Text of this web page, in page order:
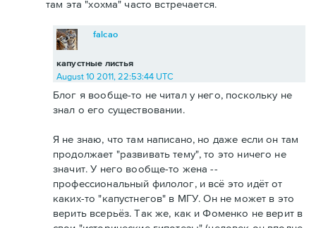
там эта "хохма" часто встречается.
капустные листья
falcao
August 10 2011, 22:53:44 UTC
Блог я вообще-то не читал у него, поскольку не
знал о его существовании.
Я не знаю, что там написано, но даже если он там
продолжает "развивать тему", то это ничего не
значит. У него вообще-то жена --
профессиональный филолог, и всё это идёт от
каких-то "капустнегов" в МГУ. Он не может в это
верить всерьёз. Так же, как и Фоменко не верит в